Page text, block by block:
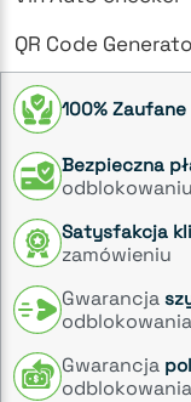
QR Code
100% Zaufane
Bezpieczna
Satysfakcja
zamówieniu
Gwarancja
odblokowania
Gwarancja
odblokowania